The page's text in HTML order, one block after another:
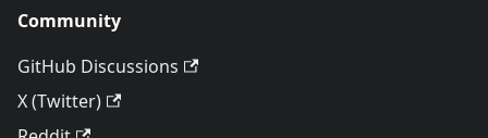
Community
GitHub Discussions
X (Twitter)